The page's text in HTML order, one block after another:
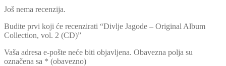
Još nema recenzija.
Budite prvi koji će recenzirati “Divlje Jagode – Original Album
Collection, vol. 2 (CD)”
Vaša adresa e-pošte neće biti objavljena. Obavezna polja su
označena sa * (obavezno)